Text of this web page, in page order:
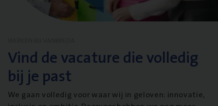
Vind de vacature die volledig
bij je past
We gaan volledig voor waar wij in geloven: innovatie,